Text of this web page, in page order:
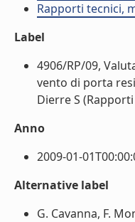
Rapporti tecnici,
Label
4906/RP/09,
vento di porta
Dierre S
Anno
2009-01-
Alternative label
G. Cavanna, F.